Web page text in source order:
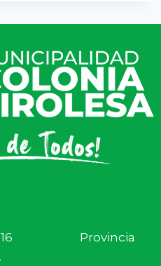
Sur 16 Provincia